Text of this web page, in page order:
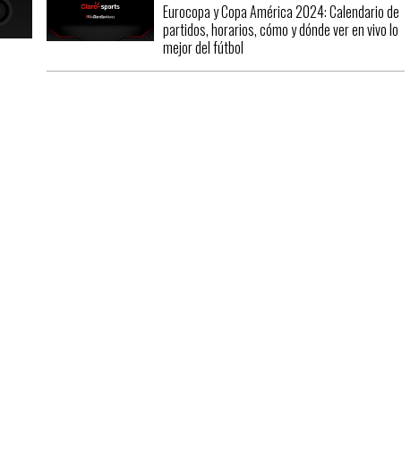
Eurocopa y Copa América 2024: Calendario de
partidos, horarios, cómo y dónde ver en vivo lo
mejor del fútbol